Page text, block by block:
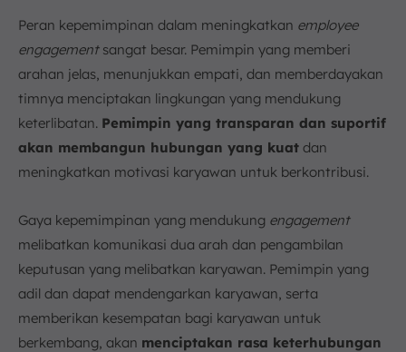
Peran kepemimpinan dalam meningkatkan employee
engagementsangat besar. Pemimpin yang memberi
arahan jelas, menunjukkan empati, dan memberdayakan
timnya menciptakan lingkungan yang mendukung
keterlibatan. Pemimpin yang transparan dan suportif
akan membangun hubungan yang kuat dan
meningkatkan motivasi karyawan untuk berkontribusi.
Gaya kepemimpinan yang mendukung engagement
melibatkan komunikasi dua arah dan pengambilan
keputusan yang melibatkan karyawan. Pemimpin yang
adil dan dapat mendengarkan karyawan, serta
memberikan kesempatan bagi karyawan untuk
berkembang, akan menciptakan rasa keterhubungan